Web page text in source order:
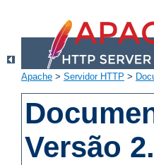
Apache > Servidor HTTP >
Versão